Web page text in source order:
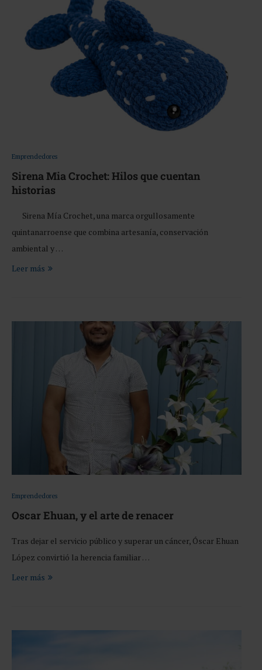
Emprendedores
Sirena Mia Crochet: Hilos que cuentan
historias
Sirena Mía Crochet, una marca orgullosamente
quintanarroense que combina artesanía, conservación
ambiental y …
Leer más
Emprendedores
Oscar Ehuan, y el arte de renacer
Tras dejar el servicio público y superar un cáncer, Óscar Ehuan
López convirtió la herencia familiar …
Leer más